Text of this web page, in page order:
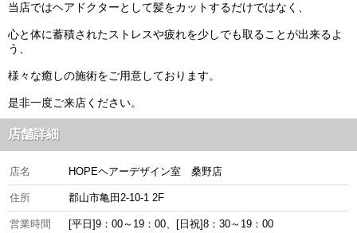
当店ではヘアドクターとして髪をカットするだけではなく、
心と体に蓄積されたストレスや疲れを少しでも取ることが出来るよ
う、
様々な癒しの施術をご用意しております。
是非一度ご来店ください。
店舗詳細
店名 HOPEヘアーデザイン室 桑野店
住所 郡山市亀田2-10-1 2F
営業時間 [平日]9：00～19：00、[日祝]8：30～19：00